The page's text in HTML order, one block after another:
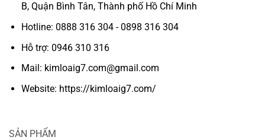
B, Quận Bình Tân, Thành phố Hồ Chí Minh
Hotline: 0888 316 304 - 0898 316 304
Hỗ trợ: 0946 310 316
Mail: kimloaig7.com@gmail.com
Website: https://kimloaig7.com/
SẢN PHẨM